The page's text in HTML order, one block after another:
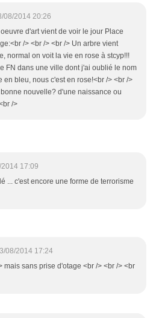
08/2014 20:26
d'art vient de voir le jour Place
/> <br /> <br /> Un arbre vient
normal on voit la vie en rose à stcyp!!!
FN dans une ville dont j'ai oublié le nom
en bleu, nous c'est en rose!<br /> <br />
nouvelle? d'une naissance ou
/>
17:09
... c'est encore une forme de terrorisme
08/2014 17:24
mais sans prise d'otage <br /> <br /> <br